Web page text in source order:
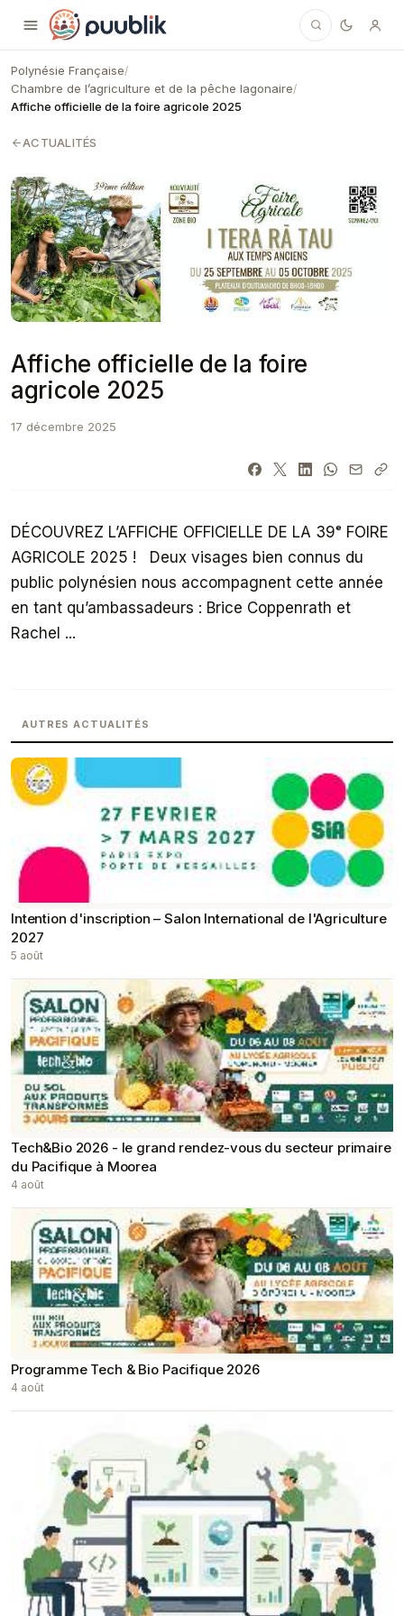
Puublik
Polynésie Française/
Chambre de l’agriculture et de la pêche lagonaire/
Affiche officielle de la foire agricole 2025
ACTUALITÉS
Affiche officielle de la foire
agricole 2025
17 décembre 2025
DÉCOUVREZ L’AFFICHE OFFICIELLE DE LA 39ᵉ FOIRE
AGRICOLE 2025 ! Deux visages bien connus du
public polynésien nous accompagnent cette année
en tant qu’ambassadeurs : Brice Coppenrath et
Rachel ...
AUTRES ACTUALITÉS
Intention d'inscription – Salon International de l'Agriculture
2027
5 août
Tech&Bio 2026 - le grand rendez-vous du secteur primaire
du Pacifique à Moorea
4 août
Programme Tech & Bio Pacifique 2026
4 août